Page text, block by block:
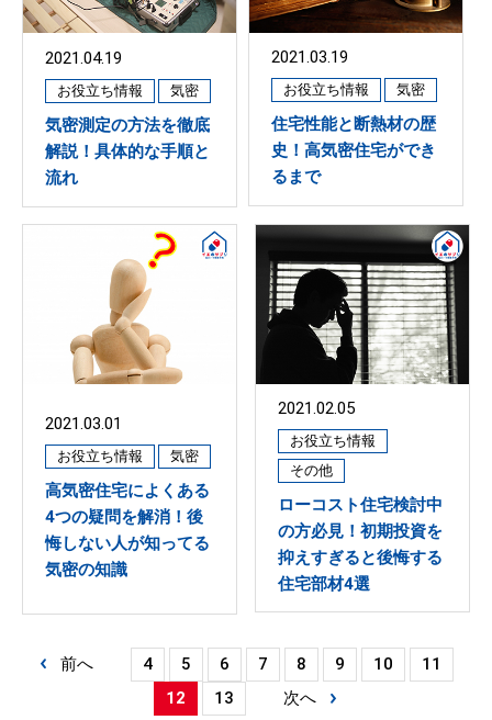
2021.04.19
お役立ち情報 気密
気密測定の方法を徹底
解説！具体的な手順と
流れ
2021.03.19
お役立ち情報 気密
住宅性能と断熱材の歴
史！高気密住宅ができ
るまで
2021.03.01
お役立ち情報 気密
高気密住宅によくある
4つの疑問を解消！後
悔しない人が知ってる
気密の知識
2021.02.05
お役立ち情報
その他
ローコスト住宅検討中
の方必見！初期投資を
抑えすぎると後悔する
住宅部材4選
前へ 4 5 6 7 8 9 10
11
12
13 次へ